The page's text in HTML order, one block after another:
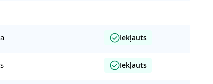
Iekļauts
Iekļauts